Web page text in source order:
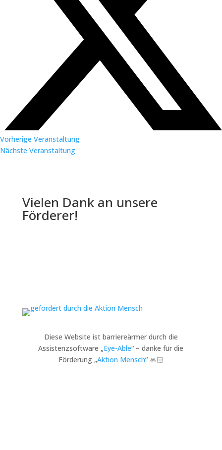
Vorherige Veranstaltung
Nächste Veranstaltung
Vielen Dank an unsere
Förderer!
Diese Website ist barriereärmer durch die
Assistenzsoftware „Eye-Able“ – danke für die
Förderung „Aktion Mensch“ 🙏🏻